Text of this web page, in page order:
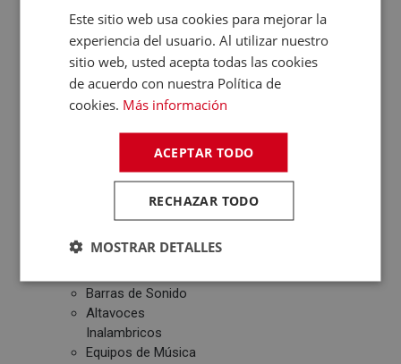
Patinetes Eléctricos
Fotografía y Vídeo
Cámaras Reflex
Cámaras Digitales
Proyectores
Cámaras Deportivas
Reproductores MP3
/ MP4 / MP5
Radios CD / FM
Barras de Sonido
Altavoces
Inalambricos
Equipos de Música
Este sitio web usa cookies para mejorar la
experiencia del usuario. Al utilizar nuestro
sitio web, usted acepta todas las cookies
de acuerdo con nuestra Política de
cookies. Más información
ACEPTAR TODO
RECHAZAR TODO
MOSTRAR DETALLES